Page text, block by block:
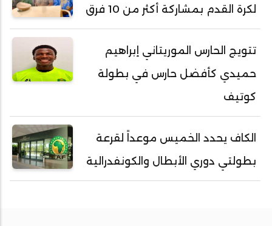
لكرة القدم بمشاركة أكثر من 10 فرق
تتويج الحارس الموريتاني إبراهيم
حميدي كأفضل حارس في بطولة
كوتيف
الكاف يحدد الخميس موعداً لقرعة
بطولتي دوري الأبطال والكونفدرالية